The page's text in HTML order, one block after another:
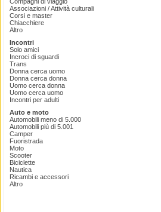
Associazioni / Attività culturali
Corsi e master
Chiacchiere
Altro
Incontri
Solo amici
Incroci di sguardi
Trans
Donna cerca uomo
Donna cerca donna
Uomo cerca donna
Uomo cerca uomo
Incontri per adulti
Auto e moto
Automobili meno di 5.000
Automobili più di 5.001
Camper
Fuoristrada
Moto
Scooter
Biciclette
Nautica
Ricambi e accessori
Altro